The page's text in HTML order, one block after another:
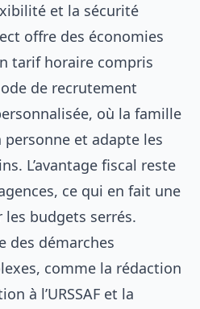
et la sécurité
offre des économies
tarif horaire compris
de recrutement
où la famille
et adapte les
L’avantage fiscal reste
ce qui en fait une
budgets serrés.
des démarches
comme la rédaction
à l’URSSAF et la